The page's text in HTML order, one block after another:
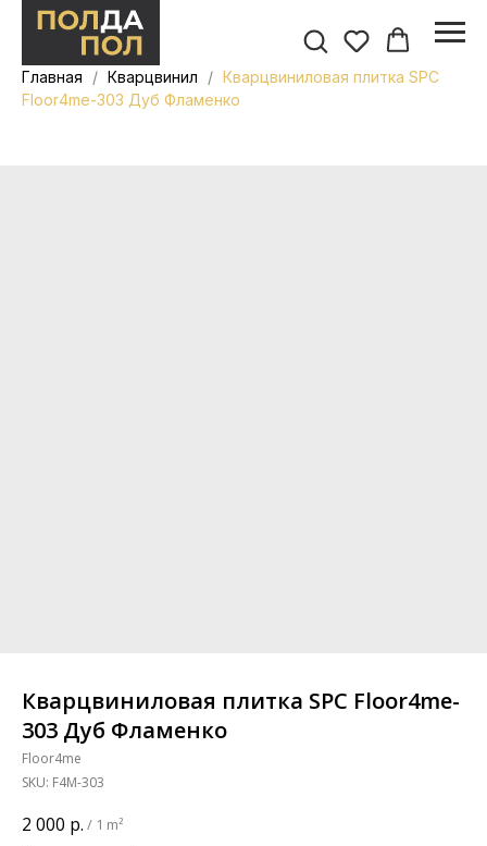
Главная Кварцвинил
Кварцвиниловая плитка SPC
Floor4me-303 Дуб Фламенко
Кварцвиниловая плитка SPC Floor4me-
303 Дуб Фламенко
Floor4me
SKU: F4M-303
2 000 р. / 1 m²